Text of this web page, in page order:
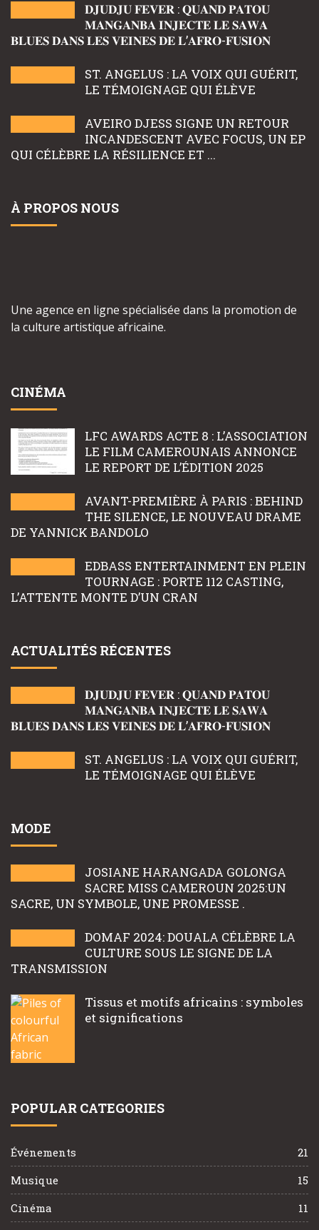
𝐃𝐉𝐔𝐃𝐉𝐔 𝐅𝐄𝐕𝐄𝐑 : 𝐐𝐔𝐀𝐍𝐃 𝐏𝐀𝐓𝐎𝐔
𝐌𝐀𝐍𝐆𝐀𝐍𝐁𝐀 𝐈𝐍𝐉𝐄𝐂𝐓𝐄 𝐋𝐄 𝐒𝐀𝐖𝐀
𝐁𝐋𝐔𝐄𝐒 𝐃𝐀𝐍𝐒 𝐋𝐄𝐒 𝐕𝐄𝐈𝐍𝐄𝐒 𝐃𝐄 𝐋’𝐀𝐅𝐑𝐎-𝐅𝐔𝐒𝐈𝐎𝐍
ST. ANGELUS : LA VOIX QUI GUÉRIT,
LE TÉMOIGNAGE QUI ÉLÈVE
AVEIRO DJESS SIGNE UN RETOUR
INCANDESCENT AVEC FOCUS, UN EP
QUI CÉLÈBRE LA RÉSILIENCE ET ...
À PROPOS NOUS
Une agence en ligne spécialisée dans la promotion de
la culture artistique africaine.
CINÉMA
LFC AWARDS ACTE 8 : L’ASSOCIATION
LE FILM CAMEROUNAIS ANNONCE
LE REPORT DE L’ÉDITION 2025
AVANT-PREMIÈRE À PARIS : BEHIND
THE SILENCE, LE NOUVEAU DRAME
DE YANNICK BANDOLO
EDBASS ENTERTAINMENT EN PLEIN
TOURNAGE : PORTE 112 CASTING,
L’ATTENTE MONTE D’UN CRAN
ACTUALITÉS RÉCENTES
𝐃𝐉𝐔𝐃𝐉𝐔 𝐅𝐄𝐕𝐄𝐑 : 𝐐𝐔𝐀𝐍𝐃 𝐏𝐀𝐓𝐎𝐔
𝐌𝐀𝐍𝐆𝐀𝐍𝐁𝐀 𝐈𝐍𝐉𝐄𝐂𝐓𝐄 𝐋𝐄 𝐒𝐀𝐖𝐀
𝐁𝐋𝐔𝐄𝐒 𝐃𝐀𝐍𝐒 𝐋𝐄𝐒 𝐕𝐄𝐈𝐍𝐄𝐒 𝐃𝐄 𝐋’𝐀𝐅𝐑𝐎-𝐅𝐔𝐒𝐈𝐎𝐍
ST. ANGELUS : LA VOIX QUI GUÉRIT,
LE TÉMOIGNAGE QUI ÉLÈVE
MODE
JOSIANE HARANGADA GOLONGA
SACRE MISS CAMEROUN 2025:UN
SACRE, UN SYMBOLE, UNE PROMESSE .
DOMAF 2024: DOUALA CÉLÈBRE LA
CULTURE SOUS LE SIGNE DE LA
TRANSMISSION
Tissus et motifs africains : symboles
et significations
POPULAR CATEGORIES
Événements
21
Musique
15
Cinéma
11